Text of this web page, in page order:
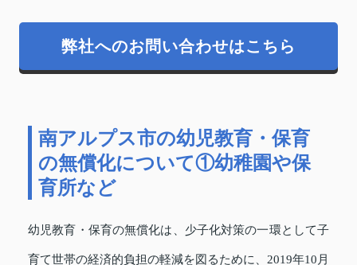
弊社へのお問い合わせはこちら
南アルプス市の幼児教育・保育
の無償化について①幼稚園や保
育所など
幼児教育・保育の無償化は、少子化対策の一環として子
育て世帯の経済的負担の軽減を図るために、2019年10月